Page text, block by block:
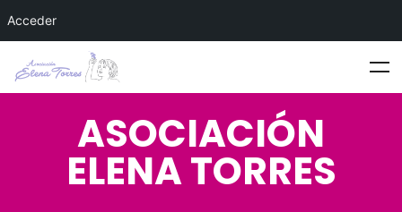
ASOCIACIÓN
ELENA TORRES
Acceder